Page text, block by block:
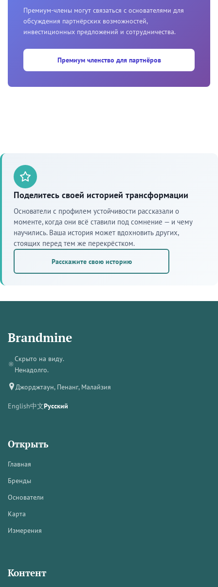
Премиум-члены могут связаться с основателями для
обсуждения партнёрских возможностей,
инвестиционных предложений и сотрудничества.
Премиум членство для партнёров
Поделитесь своей историей трансформации
Основатели с профилем устойчивости рассказали о
моменте, когда они всё ставили под сомнение — и чему
научились. Ваша история может вдохновить других,
стоящих перед тем же перекрёстком.
Расскажите свою историю
Brandmine
🔆
Скрыто на виду.
Ненадолго.
Джорджтаун, Пенанг, Малайзия
English中文Русский
Открыть
Главная
Бренды
Основатели
Карта
Измерения
Контент